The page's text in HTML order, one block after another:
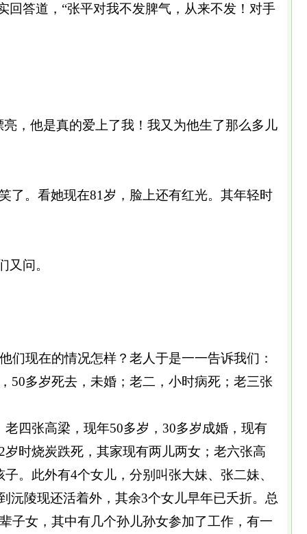
答道，“张平对我不发脾气，从来不发！对手
，他是真的爱上了我！我又为他生了那么多儿
。看她现在81岁，脸上还有红光。其年轻时
问。
现在的情况怎样？老人于是一一告诉我们：
50多岁死去，未婚；老二，小时病死；老三张
四张高梁，现年50多岁，30多岁成婚，现有
时烧炭跌死，其家现有两儿两女；老六张高
。此外有4个女儿，分别叫张大妹、张二妹、
沅陵现还活着外，其余3个女儿早年已夭折。总
子女，其中有几个孙儿孙女参加了工作，有一